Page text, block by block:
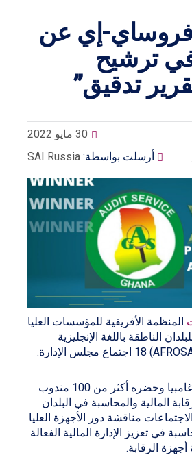
إي عن
في ترشيح
تدقيق”
30 مايو 2022
أرسلت بواسطة: SAI Russia
المنظمة الأفريقية للمؤسسات العليا
الناطقة باللغة الإنجليزية
أقيمت الإجتماع في غامبيا وحضره أكثر من 100 مندوب
المالية والمحاسبة في البلدان
مناقشة دور الأجهزة العليا
في تعزيز الإدارة المالية الفعالة
الرقابة.